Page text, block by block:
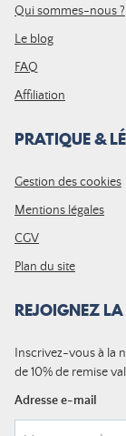
Qui sommes-nous ?
Le blog
FAQ
Affiliation
PRATIQUE &
Gestion des cookies
Mentions légales
CGV
Plan du site
REJOIGNEZ
Inscrivez-vous à la
de 10% de remise
Adresse e-mail